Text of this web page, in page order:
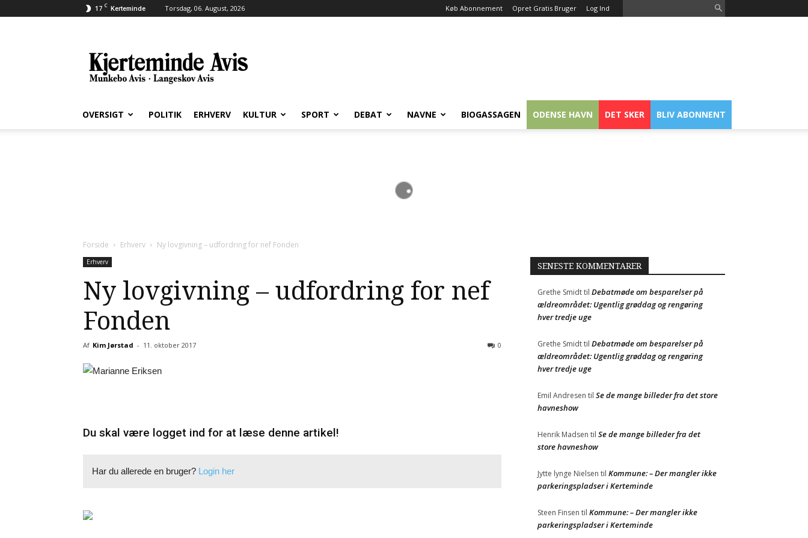
17 C Kerteminde Torsdag, 06. August, 2026 Køb Abonnement Opret Gratis Bruger Log Ind
Avis
OVERSIGT POLITIK ERHVERV KULTUR SPORT DEBAT NAVNE BIOGASSAGEN ODENSE HAVN DET SKER BLIV ABONNENT
Forside Erhverv Ny lovgivning – udfordring for nef Fonden
Erhverv
Ny lovgivning – udfordring for nef
Fonden
Af Kim Jørstad - 11. oktober 2017 0
Du skal være logget ind for at læse denne artikel!
Har du allerede en bruger? Login her
SENESTE KOMMENTARER
Grethe Smidttil Debatmøde om besparelser på
ældreområdet: Ugentlig grøddag og rengøring
hver tredje uge
Grethe Smidttil Debatmøde om besparelser på
ældreområdet: Ugentlig grøddag og rengøring
hver tredje uge
Emil Andresen til Se de mange billeder fra det store
havneshow
Henrik Madsen til Se de mange billeder fra det
store havneshow
Jytte lynge Nielsen til Kommune: – Der mangler ikke
parkeringspladser i Kerteminde
Steen Finsen til Kommune: – Der mangler ikke
parkeringspladser i Kerteminde